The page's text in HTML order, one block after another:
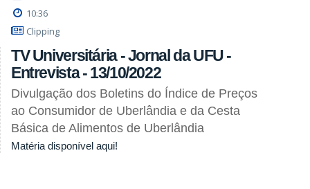
10:36
Clipping
TV Universitária - Jornal da UFU -
Entrevista - 13/10/2022
Divulgação dos Boletins do Índice de Preços
ao Consumidor de Uberlândia e da Cesta
Básica de Alimentos de Uberlândia
Matéria disponível aqui!